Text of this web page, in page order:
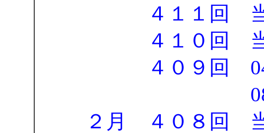
４１１回 当
４１０回 当
４０９回 04-
08-13-15-
２月 ４０８回